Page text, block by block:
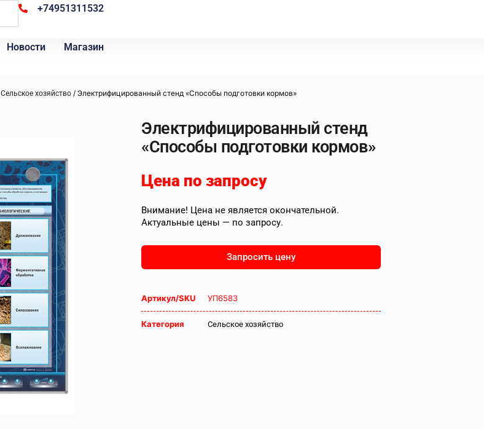
+74951311532
Новости Магазин
Сельское хозяйство / Электрифицированный стенд «Способы подготовки кормов»
Электрифицированный стенд
«Способы подготовки кормов»
Цена по запросу
Внимание! Цена не является окончательной.
Актуальные цены — по запросу.
Запросить цену
Артикул/SKU УП6583
Категория Сельское хозяйство